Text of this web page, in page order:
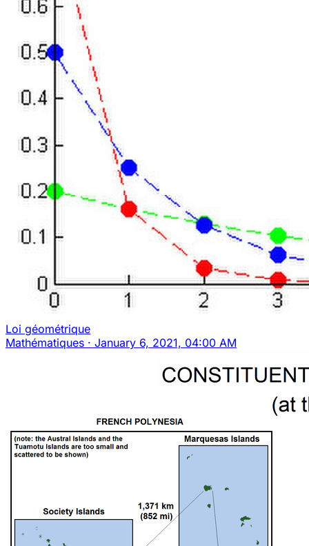
Loi géométrique
Mathématiques · January 6, 2021, 04:00 AM